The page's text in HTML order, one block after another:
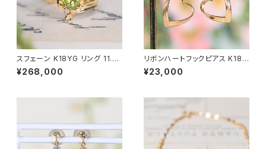
スフェーン K18YG リング 11.5
号（GH1213フルール）
¥268,000
リボンハートフックピアス K18Y
G（GH3136）
¥23,000